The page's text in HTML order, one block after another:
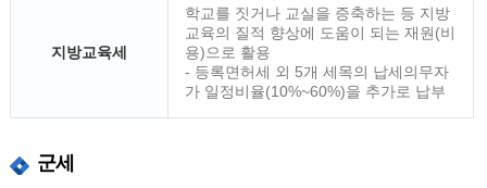
지방교육세
학교를 짓거나 교실을 증축하는 등 지방
교육의 질적 향상에 도움이 되는 재원(비
용)으로 활용
- 등록면허세 외 5개 세목의 납세의무자
가 일정비율(10%~60%)을 추가로 납부
군세